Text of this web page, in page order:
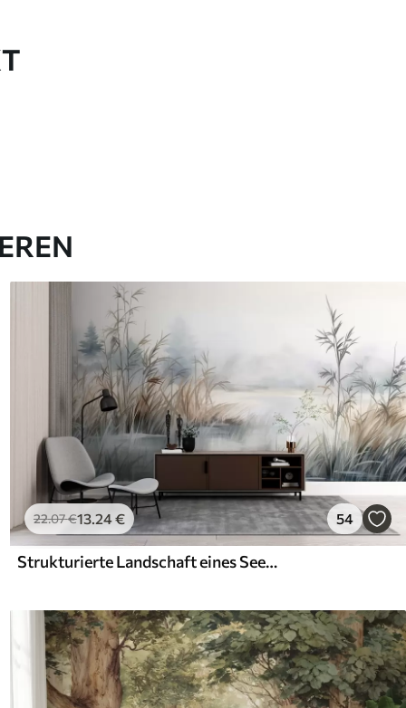
22.07€13.24€ 54
Strukturierte Landschaft eines Sees mit hohen Gräsern im Vordergrund, sanftes Blau und Braun, ruhiges Wasser, Bäume in der Ferne